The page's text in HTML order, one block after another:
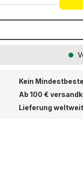
Kein
Ab 100 €
Lieferung weltweit